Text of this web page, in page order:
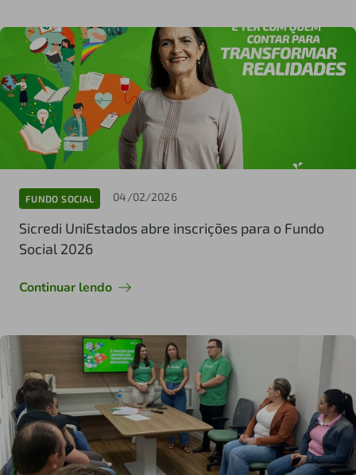
FUNDO SOCIAL 04/02/2026
Sicredi UniEstados abre inscrições para o Fundo
Social 2026
Continuar lendo